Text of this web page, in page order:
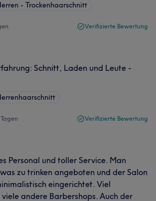
- Trockenhaarschnitt
Verifizierte Bewertung
Schnitt, Laden und Leute -
Verifizierte Bewertung
Personal und toller Service. Man
zu trinken angeboten und der Salon
eingerichtet. Viel
andere Barbershops. Auch der